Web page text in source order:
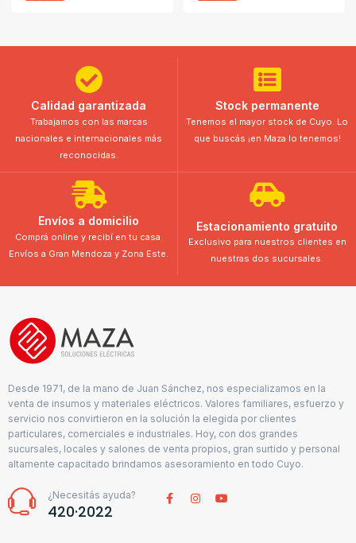
Calidad garantizada
Trabajamos con las marcas
nacionales e internacionales más
reconocidas.
Stock permanente
Tenemos el mayor stock de Cuyo. Lo
que buscás ¡en Maza lo tenemos!
Envíos a domicilio
Comprá online y recibí en tu casa.
Envíos a Gran Mendoza y Zona Este.
Estacionamiento gratuito
Exclusivo para nuestros clientes en
nuestras dos sucursales.
Desde 1971, de la mano de Juan Sánchez, nos especializamos en la
venta de insumos y materiales eléctricos. Valores familiares, esfuerzo y
servicio nos convirtieron en la solución la elegida por clientes
particulares, comerciales e industriales. Hoy, con dos grandes
sucursales, locales y salones de venta propios, gran surtido y personal
altamente capacitado brindamos asesoramiento en todo Cuyo.
¿Necesitás ayuda?
420·2022